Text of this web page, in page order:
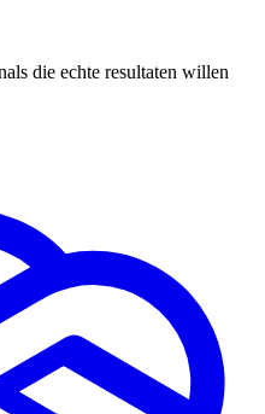
die echte resultaten willen